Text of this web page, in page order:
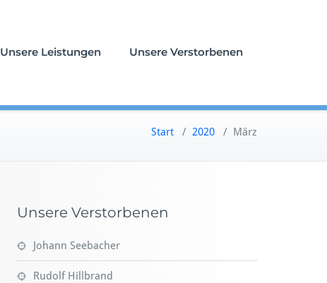
Unsere Leistungen Unsere Verstorbenen
Start / 2020 / März
Unsere Verstorbenen
Johann Seebacher
Rudolf Hillbrand